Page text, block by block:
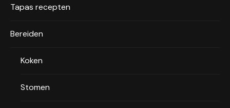
Tapas recepten
Bereiden
Koken
Stomen